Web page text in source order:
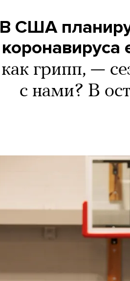
В США
коронавируса
как грипп, —
с нами? В